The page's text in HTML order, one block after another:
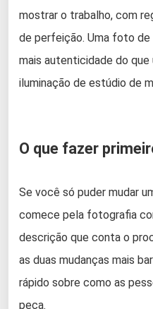
mostrar o trabalho, com
de perfeição. Uma foto
mais autenticidade do
iluminação de estúdio de
O que fazer
Se você só puder mudar
comece pela fotografia
descrição que conta o
as duas mudanças mais
rápido sobre como as
peça.